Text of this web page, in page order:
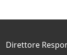
Direttore